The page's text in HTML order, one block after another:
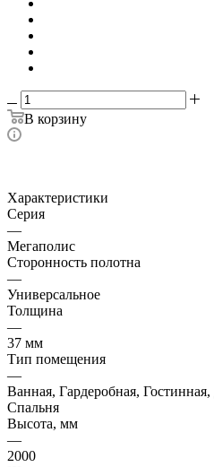
В корзину
Характеристики
Серия
—
Мегаполис
Сторонность полотна
—
Универсальное
Толщина
—
37 мм
Тип помещения
—
Ванная, Гардеробная,
Спальня
Высота, мм
—
2000